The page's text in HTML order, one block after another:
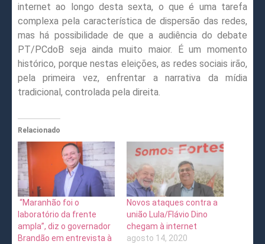
internet ao longo desta sexta, o que é uma tarefa
complexa pela característica de dispersão das redes,
mas há possibilidade de que a audiência do debate
PT/PCdoB seja ainda muito maior. É um momento
histórico, porque nestas eleições, as redes sociais irão,
pela primeira vez, enfrentar a narrativa da mídia
tradicional, controlada pela direita.
Relacionado
“Maranhão foi o
laboratório da frente
ampla”, diz o governador
Brandão em entrevista à
Novos ataques contra a
união Lula/Flávio Dino
chegam à internet
agosto 14, 2020